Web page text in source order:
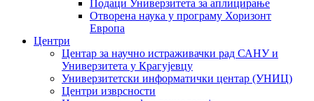
Подаци Универзитета за аплицирање
Отворена наука у програму Хоризонт
Европа
Центри
Центар за научно истраживачки рад САНУ и
Универзитета у Крагујевцу
Универзитетски информатички центар (УНИЦ)
Центри изврсности